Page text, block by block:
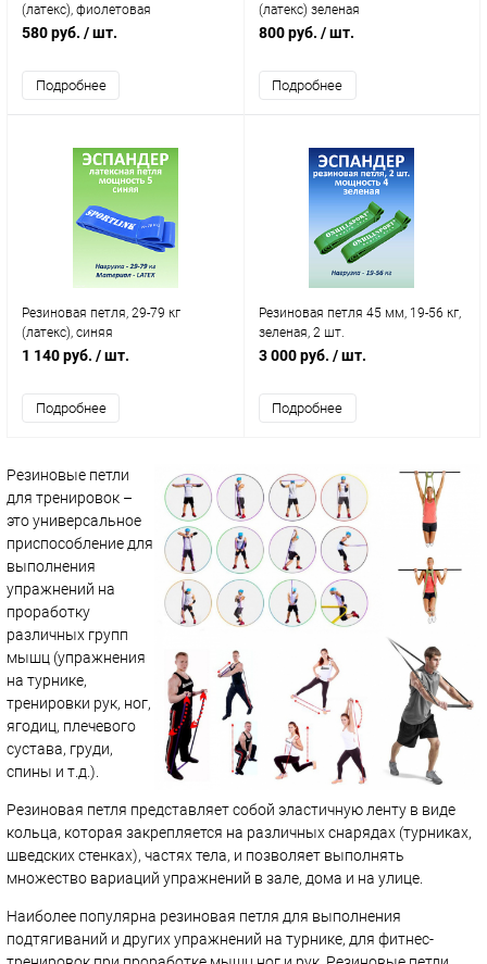
(латекс), фиолетовая
580 руб. / шт.
Подробнее
(латекс) зеленая
800 руб. / шт.
Подробнее
Резиновая петля, 29-79 кг
(латекс), синяя
1 140 руб. / шт.
Подробнее
Резиновая петля 45 мм, 19-56 кг,
зеленая, 2 шт.
3 000 руб. / шт.
Подробнее
Резиновые петли
для тренировок –
это универсальное
приспособление для
выполнения
упражнений на
проработку
различных групп
мышц (упражнения
на турнике,
тренировки рук, ног,
ягодиц, плечевого
сустава, груди,
спины и т.д.).
Резиновая петля представляет собой эластичную ленту в виде
кольца, которая закрепляется на различных снарядах (турниках,
шведских стенках), частях тела, и позволяет выполнять
множество вариаций упражнений в зале, дома и на улице.
Наиболее популярна резиновая петля для выполнения
подтягиваний и других упражнений на турнике, для фитнес-